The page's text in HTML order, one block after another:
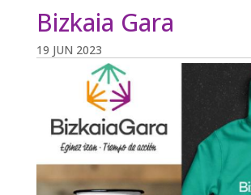
Bizkaia Gara
19 JUN 2023